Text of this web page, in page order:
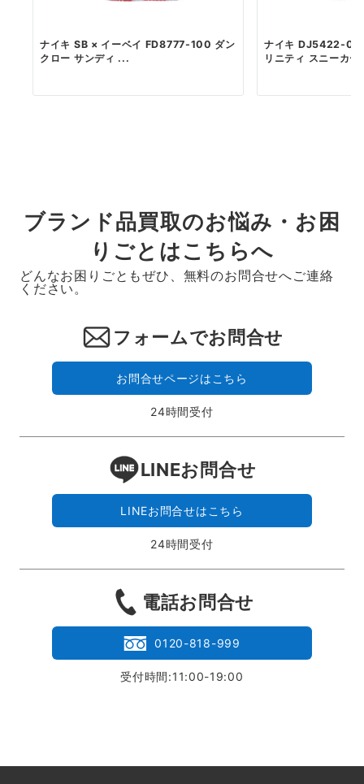
ナイキ SB × イーベイ FD8777-100 ダン
クロー サンディ ...
ナイキ DJ5422-
リニティ スニーカ
ブランド品買取のお悩み・お困
りごとはこちらへ
どんなお困りごともぜひ、無料のお問合せへご連絡
ください。
フォームでお問合せ
お問合せページはこちら
24時間受付
LINEお問合せ
LINEお問合せはこちら
24時間受付
電話お問合せ
0120-818-999
受付時間:11:00-19:00